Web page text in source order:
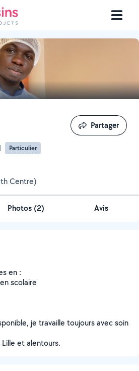
Particulier
Centre)
Partager
Partager
Photos (2) Avis
en :
scolaire
je travaille toujours avec soin
Lille et alentours.